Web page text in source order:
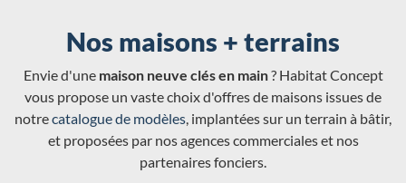
Nos maisons + terrains
Envie d'une maison neuve clés en main? Habitat Concept
vous propose un vaste choix d'offres de maisons issues de
notrecatalogue de modèles, implantées sur un terrain à bâtir,
et proposées par nos agences commerciales et nos
partenaires fonciers.